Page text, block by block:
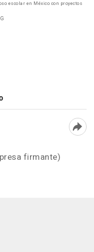
escolar en México con proyectos
firmante)